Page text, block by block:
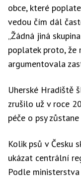
obce, které
vedou čím dál
„Žádná jiná
poplatek proto, že
argumentovala
Uherské Hradiště
zrušilo už v roce
péče o psy
Kolik psů v Česku
ukázat centrální
Podle